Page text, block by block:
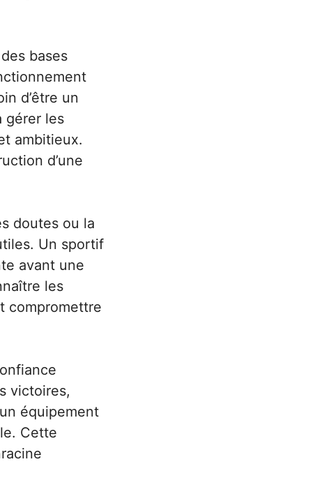
bases
d’être un
gérer les
ambitieux.
d’une
doutes ou la
Un sportif
avant une
les
compromettre
victoires,
équipement
Cette